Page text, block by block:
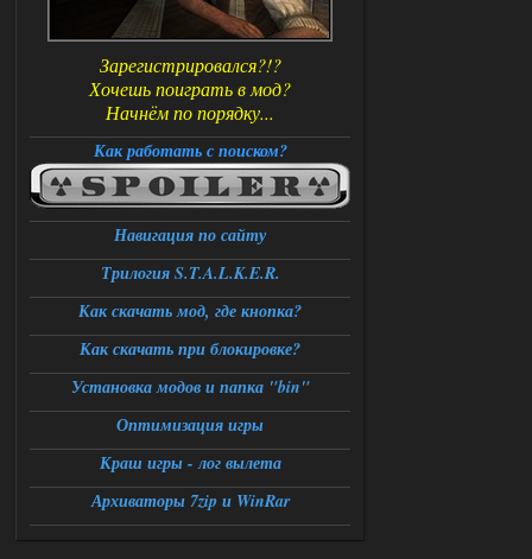
Зарегистрировался?!?
Хочешь поиграть в мод?
Начнём по порядку...
Как работать с поиском?
Навигация по сайту
Трилогия S.T.A.L.K.E.R.
Как скачать мод, где кнопка?
Как скачать при блокировке?
Установка модов и папка "bin"
Оптимизация игры
Краш игры - лог вылета
Архиваторы 7zip и WinRar